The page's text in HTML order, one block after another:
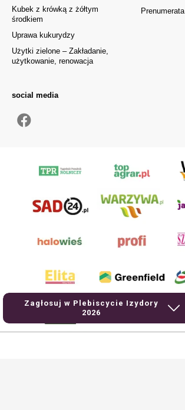
Zagłosuj w Plebiscycie Izydory
2026
Prenumerata
Kubek z krówką z żółtym
środkiem
Uprawa kukurydzy
Użytki zielone – Zakładanie,
użytkowanie, renowacja
social media